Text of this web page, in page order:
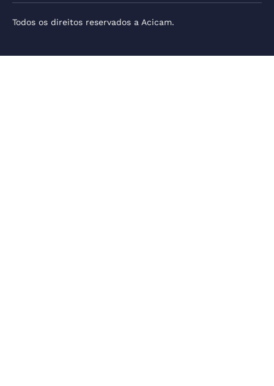
Todos os direitos reservados a Acicam.